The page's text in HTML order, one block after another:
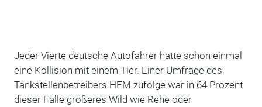
Jeder Vierte deutsche Autofahrer hatte schon einmal
eine Kollision mit einem Tier. Einer Umfrage des
Tankstellenbetreibers HEM zufolge war in 64 Prozent
dieser Fälle größeres Wild wie Rehe oder